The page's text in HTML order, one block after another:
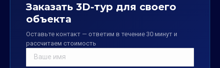
Заказать 3D-тур для своего
объекта
Оставьте контакт — ответим в течение 30 минут и
рассчитаем стоимость